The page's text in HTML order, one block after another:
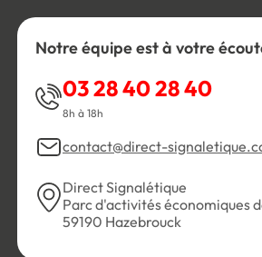
Notre équipe est à votre
03 28 40 28 40
8h à 18h
contact@direct-
Direct Signalétique
Parc d'activités économiques
59190 Hazebrouck